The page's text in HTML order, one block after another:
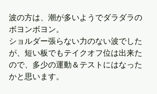
波の方は、潮が多いようでダラダラの
ボヨンボヨン。
ショルダー張らない力のない波でした
が、短い板でもテイクオフ位は出来た
ので、多少の運動＆テストにはなった
かと思います。